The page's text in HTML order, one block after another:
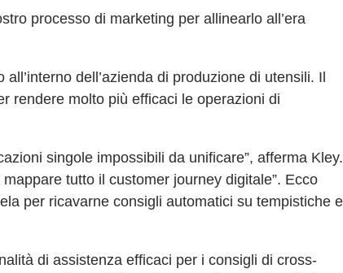
processo di marketing per allinearlo all’era
dell’azienda di produzione di utensili. Il
rendere molto più efficaci le operazioni di
singole impossibili da unificare”, afferma Kley.
tutto il customer journey digitale”. Ecco
per ricavarne consigli automatici su tempistiche e
di assistenza efficaci per i consigli di cross-